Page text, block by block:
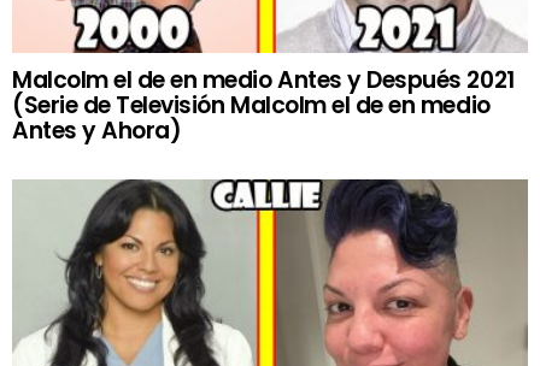
Malcolm el de en medio Antes y Después 2021
(Serie de Televisión Malcolm el de en medio
Antes y Ahora)